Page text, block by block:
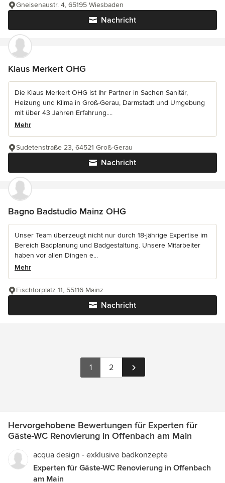
Nachricht
Gneisenaustr. 4, 65195 Wiesbaden
Klaus Merkert OHG
Die Klaus Merkert OHG ist Ihr Partner in Sachen Sanitär,
Heizung und Klima in Groß-Gerau, Darmstadt und Umgebung
mit über 43 Jahren Erfahrung....
Mehr
Nachricht
Sudetenstraße 23, 64521 Groß-Gerau
Bagno Badstudio Mainz OHG
Unser Team überzeugt nicht nur durch 18-jährige Expertise im
Bereich Badplanung und Badgestaltung. Unsere Mitarbeiter
haben vor allen Dingen e...
Mehr
Nachricht
Fischtorplatz 11, 55116 Mainz
1 2
Hervorgehobene Bewertungen für Experten für
Gäste-WC Renovierung in Offenbach am Main
acqua design - exklusive badkonzepte
Experten für Gäste-WC Renovierung in Offenbach
am Main